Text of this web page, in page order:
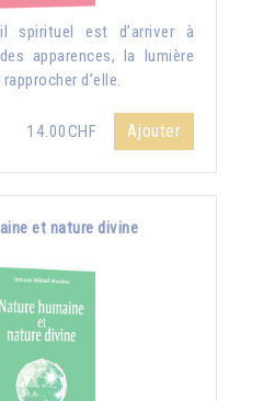
spirituel est d’arriver à
apparences, la lumière
d’elle.
14.00CHF Ajouter
et nature divine